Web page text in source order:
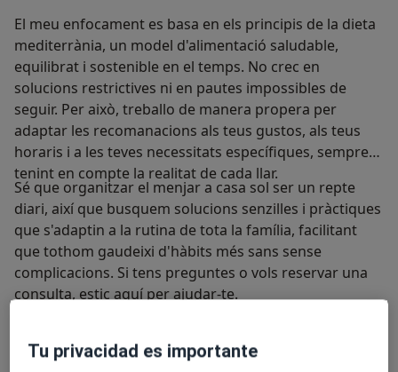
El meu enfocament es basa en els principis de la dieta
mediterrània, un model d'alimentació saludable,
equilibrat i sostenible en el temps. No crec en
solucions restrictives ni en pautes impossibles de
seguir. Per això, treballo de manera propera per
adaptar les recomanacions als teus gustos, als teus
horaris i a les teves necessitats específiques, sempre
tenint en compte la realitat de cada llar.
Sé que organitzar el menjar a casa sol ser un repte
diari, així que busquem solucions senzilles i pràctiques
que s'adaptin a la rutina de tota la família, facilitant
que tothom gaudeixi d'hàbits més sans sense
complicacions. Si tens preguntes o vols reservar una
consulta, estic aquí per ajudar-te.
Especialista en:
Tu privacidad es importante